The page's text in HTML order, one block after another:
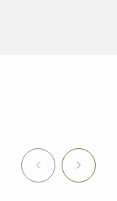
Previous Next